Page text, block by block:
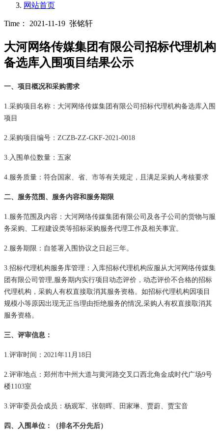
网站首页
Time： 2021-11-19 张铭轩
大河网络传媒集团有限公司招标代理机构
备选库入围项目结果公示
一、项目概况和采购需求
1.采购项目名称：大河网络传媒集团有限公司招标代理机构备选库入围
项目
2.采购项目编号：ZCZB-ZZ-GKF-2021-0018
3.入围单位数量：五家
4.服务质量：符合国家、省、市等有关规定，且满足采购人考核要求
二、服务范围、服务内容和服务期限
1.服务范围及内容：大河网络传媒集团有限公司及各子公司的货物与服
务采购、工程建设类等招标采购服务代理工作及相关事宜。
2.服务期限：自签署入围协议之日起三年。
3.招标代理机构服务库管理：入库招标代理机构应服从大河网络传媒集
团有限公司管理,服务期内实行项目动态评价，动态评价不合格的招标
代理机构，采购人有权直接取消其服务资格。如招标代理机构因项目
规模小等原因出现无正当理由拒绝服务的情况,采购人有权直接取消其
服务资格。
三、 评审信息 ：
1.评审时间：2021年11月18日
2.评审地点：郑州市中州大道与黄河路交叉口西北角金成时代广场9号
楼1103室
3.评审委员会成员：杨观军、张朝晖、田家琳、贾蔚、贾宝音
四 、 入围单位：（排名不分先后）